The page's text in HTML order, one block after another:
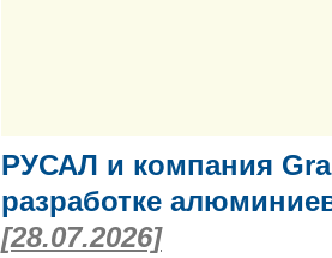
РУСАЛ и компания
разработке
[28.07.2026]